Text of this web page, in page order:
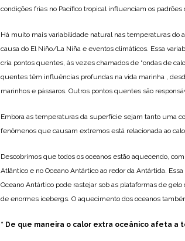
condições frias no Pacífico tropical influenciam os padrões
Há muito mais variabilidade natural nas temperaturas do
causa do El Niño/La Niña e eventos climáticos. Essa
cria pontos quentes, às vezes chamados de “ondas de
quentes têm influências profundas na vida marinha ,
marinhos e pássaros. Outros pontos quentes são
Embora as temperaturas da superfície sejam tanto uma
fenômenos que causam extremos está relacionada ao
Descobrimos que todos os oceanos estão aquecendo,
Atlântico e no Oceano Antártico ao redor da Antártida.
Oceano Antártico pode rastejar sob as plataformas de
de enormes icebergs. O aquecimento dos oceanos
* De que maneira o calor extra oceânico afeta a